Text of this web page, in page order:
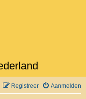
Aanmelden
Registreer